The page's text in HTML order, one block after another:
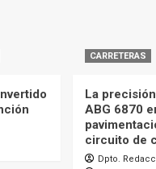
CARRETERAS
La
ABG 6870
circuito de
Dpto.